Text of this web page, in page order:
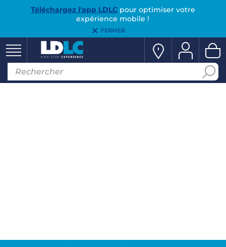
Téléchargez l'app LDLCpour optimiser votre
expérience mobile !
FERMER